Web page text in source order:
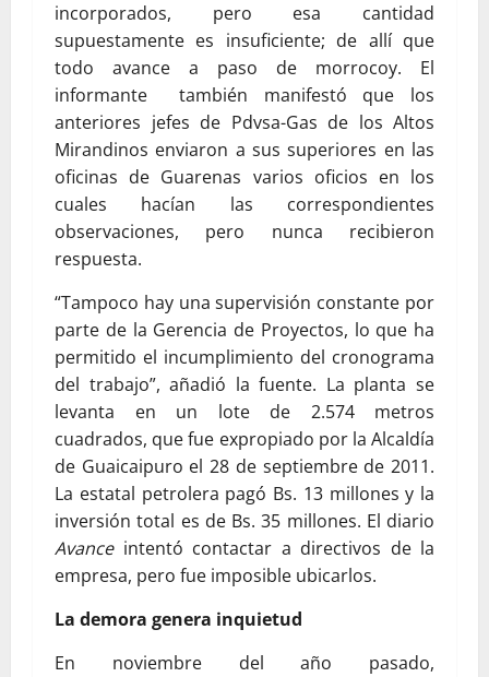
incorporados, pero esa cantidad
supuestamente es insuficiente; de allí que
todo avance a paso de morrocoy. El
informante también manifestó que los
anteriores jefes de Pdvsa-Gas de los Altos
Mirandinos enviaron a sus superiores en las
oficinas de Guarenas varios oficios en los
cuales hacían las correspondientes
observaciones, pero nunca recibieron
respuesta.
“Tampoco hay una supervisión constante por
parte de la Gerencia de Proyectos, lo que ha
permitido el incumplimiento del cronograma
del trabajo”, añadió la fuente. La planta se
levanta en un lote de 2.574 metros
cuadrados, que fue expropiado por la Alcaldía
de Guaicaipuro el 28 de septiembre de 2011.
La estatal petrolera pagó Bs. 13 millones y la
inversión total es de Bs. 35 millones. El diario
Avanceintentó contactar a directivos de la
empresa, pero fue imposible ubicarlos.
La demora genera inquietud
En noviembre del año pasado,